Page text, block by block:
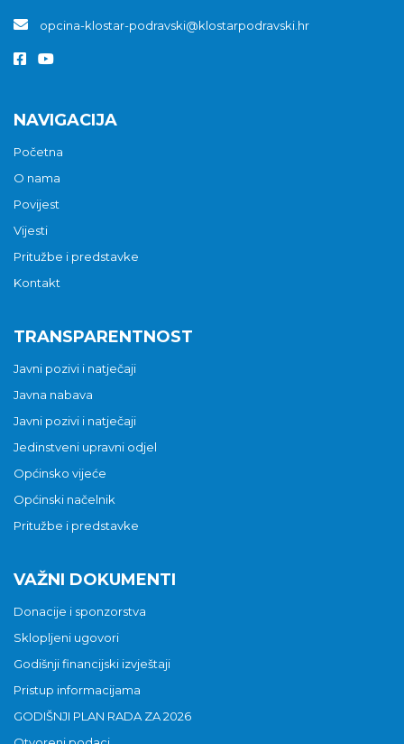
opcina-klostar-podravski@klostarpodravski.hr
NAVIGACIJA
Početna
O nama
Povijest
Vijesti
Pritužbe i predstavke
Kontakt
TRANSPARENTNOST
Javni pozivi i natječaji
Javna nabava
Javni pozivi i natječaji
Jedinstveni upravni odjel
Općinsko vijeće
Općinski načelnik
Pritužbe i predstavke
VAŽNI DOKUMENTI
Donacije i sponzorstva
Sklopljeni ugovori
Godišnji financijski izvještaji
Pristup informacijama
GODIŠNJI PLAN RADA ZA 2026